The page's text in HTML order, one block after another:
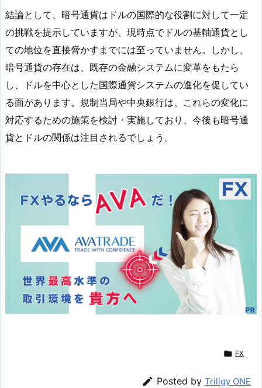
結論として、暗号通貨はドルの国際的な役割に対して一定
の挑戦を提示していますが、現時点でドルの基軸通貨とし
ての地位を直接脅かすまでには至っていません。しかし、
暗号通貨の存在は、既存の金融システムに変革をもたら
し、ドルを中心とした国際通貨システムの進化を促してい
る面があります。規制当局や中央銀行は、これらの変化に
対応するための施策を検討・実施しており、今後も暗号通
貨とドルの関係は注目されるでしょう。
 FX
 Posted by Triligy ONE